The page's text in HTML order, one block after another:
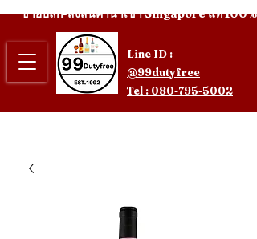
Line ID :
@99dutyfree
Tel : 080-795-5002
ขายปลีก-ส่งสินค้านำเข้า Singapore แท้ 100%